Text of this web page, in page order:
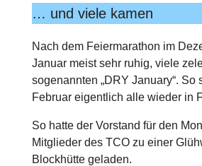
… und viele kamen
Nach dem Feiermarathon im
Januar meist sehr ruhig, viele
sogenannten „DRY January“. So
Februar eigentlich alle wieder in
So hatte der Vorstand für den
Mitglieder des TCO zu einer
Blockhütte geladen.